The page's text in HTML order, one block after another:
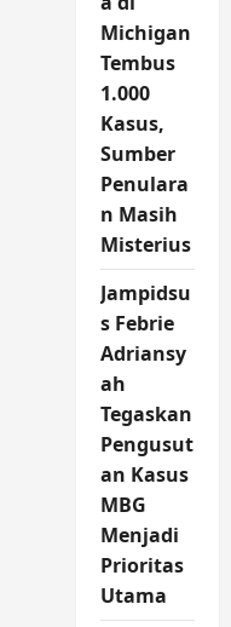
Michigan
Tembus
1.000
Kasus,
Sumber
Penulara
n Masih
Misterius
Jampidsu
s Febrie
Adriansy
ah
Tegaskan
Pengusut
an Kasus
MBG
Menjadi
Prioritas
Utama